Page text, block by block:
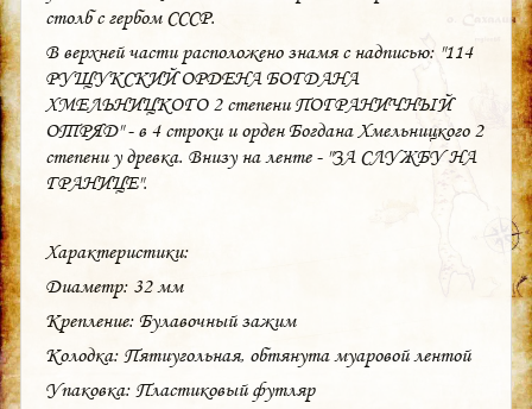
столб с гербом СССР.
В верхней части расположено знамя с надписью: "114
РУЩУКСКИЙ ОРДЕНА БОГДАНА
ХМЕЛЬНИЦКОГО 2 степени ПОГРАНИЧНЫЙ
ОТРЯД" - в 4 строки и орден Богдана Хмельницкого 2
степени у древка. Внизу на ленте - "ЗА СЛУЖБУ НА
ГРАНИЦЕ".
Характеристики:
Диаметр: 32 мм
Крепление: Булавочный зажим
Колодка: Пятиугольная, обтянута муаровой лентой
Упаковка: Пластиковый футляр